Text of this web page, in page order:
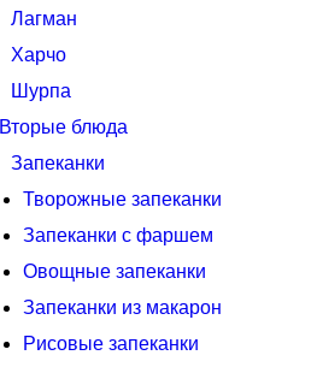
Лагман
Харчо
Шурпа
Вторые блюда
Запеканки
Творожные запеканки
Запеканки с фаршем
Овощные запеканки
Запеканки из макарон
Рисовые запеканки